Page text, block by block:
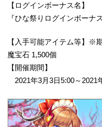
【ログインボーナス名】
『ひな祭りログインボーナス
【入手可能アイテム等】※
魔宝石 1,500個
【開催期間】
2021年3月3日5:00～2021